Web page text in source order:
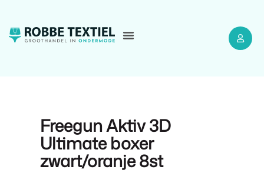
Freegun Aktiv 3D
Ultimate boxer
zwart/oranje 8st